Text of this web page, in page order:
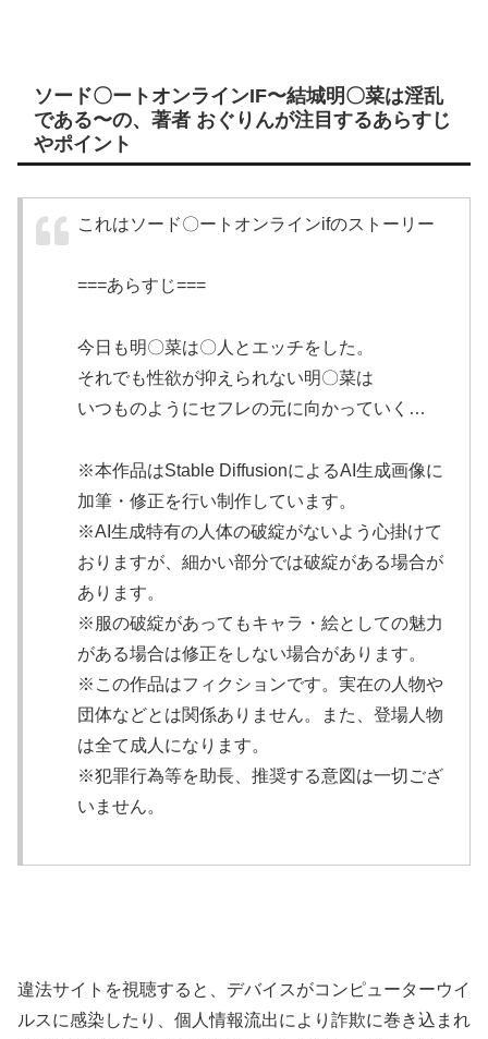
ソード〇ートオンラインIF〜結城明〇菜は淫乱
である〜の、著者 おぐりんが注目するあらすじ
やポイント
これはソード〇ートオンラインifのストーリー
===あらすじ===
今日も明〇菜は〇人とエッチをした。
それでも性欲が抑えられない明〇菜は
いつものようにセフレの元に向かっていく…
※本作品はStable DiffusionによるAI生成画像に
加筆・修正を行い制作しています。
※AI生成特有の人体の破綻がないよう心掛けて
おりますが、細かい部分では破綻がある場合が
あります。
※服の破綻があってもキャラ・絵としての魅力
がある場合は修正をしない場合があります。
※この作品はフィクションです。実在の人物や
団体などとは関係ありません。また、登場人物
は全て成人になります。
※犯罪行為等を助長、推奨する意図は一切ござ
いません。
違法サイトを視聴すると、デバイスがコンピューターウイ
ルスに感染したり、個人情報流出により詐欺に巻き込まれ